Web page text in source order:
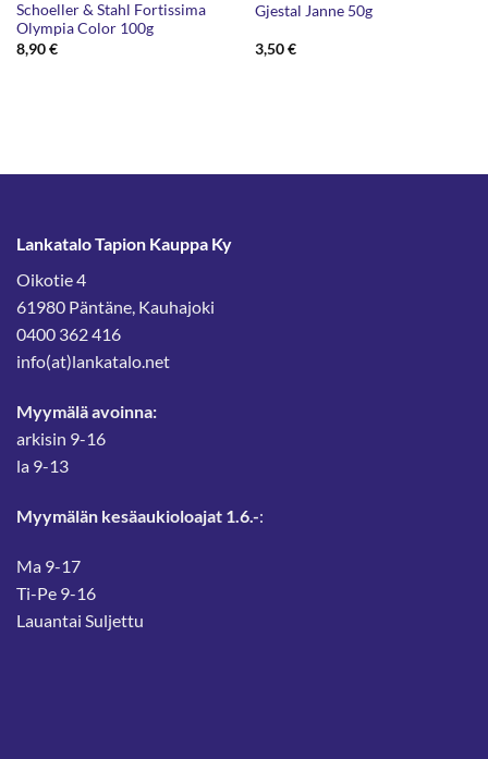
Schoeller & Stahl Fortissima
Olympia Color 100g
8,90€
Gjestal Janne 50g
3,50€
Lankatalo Tapion Kauppa Ky
Oikotie 4
61980 Päntäne, Kauhajoki
0400 362 416
info(at)lankatalo.net
Myymälä avoinna:
arkisin 9-16
la 9-13
Myymälän kesäaukioloajat 1.6.-:
Ma 9-17
Ti-Pe 9-16
Lauantai Suljettu